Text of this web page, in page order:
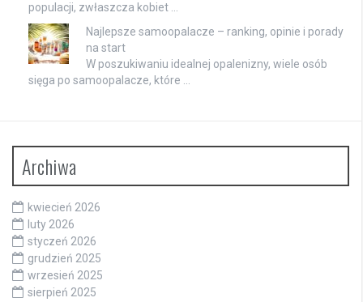
populacji, zwłaszcza kobiet …
Najlepsze samoopalacze – ranking, opinie i porady
na start
W poszukiwaniu idealnej opalenizny, wiele osób
sięga po samoopalacze, które …
Archiwa
kwiecień 2026
luty 2026
styczeń 2026
grudzień 2025
wrzesień 2025
sierpień 2025